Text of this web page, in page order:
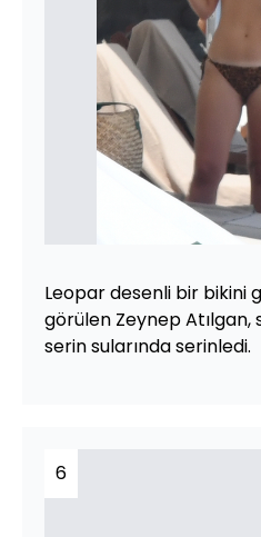
Leopar desenli bir bikini
görülen Zeynep Atılgan,
serin sularında serinledi.
6